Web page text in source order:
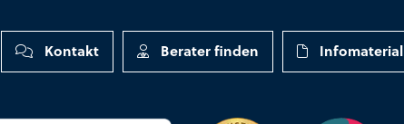
Kontakt Berater finden Infomaterial